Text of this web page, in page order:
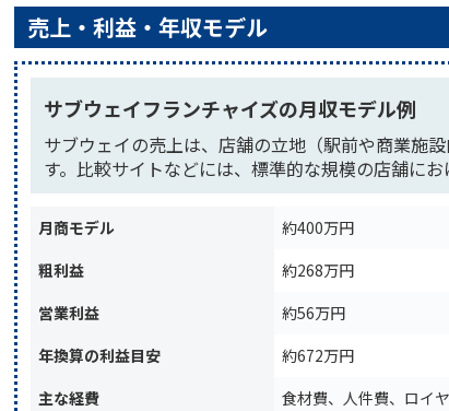
売上・利益・年収モデル
サブウェイフランチャイズの月収モデル例
サブウェイの売上は、店舗の立地（駅前や商業施
す。比較サイトなどには、標準的な規模の店舗に
月商モデル
約400万円
粗利益
約268万円
営業利益
約56万円
年換算の利益目安
約672万円
主な経費
食材費、人件費、ロイ